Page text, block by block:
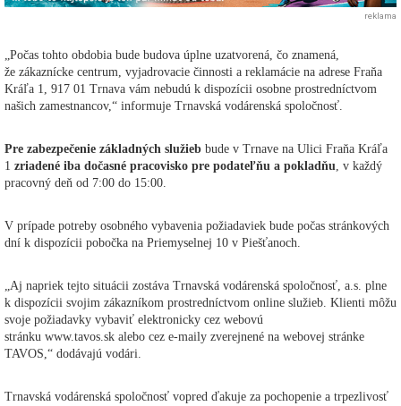
reklama
„Počas tohto obdobia bude budova úplne uzatvorená, čo znamená,
že zákaznícke centrum, vyjadrovacie činnosti a reklamácie na adrese Fraňa
Kráľa 1, 917 01 Trnava vám nebudú k dispozícii osobne prostredníctvom
našich zamestnancov,“ informuje Trnavská vodárenská spoločnosť.
Pre zabezpečenie základných služieb bude v Trnave na Ulici Fraňa Kráľa
1 zriadené iba dočasné pracovisko pre podateľňu a pokladňu, v každý
pracovný deň od 7:00 do 15:00.
V prípade potreby osobného vybavenia požiadaviek bude počas stránkových
dní k dispozícii pobočka na Priemyselnej 10 v Piešťanoch.
„Aj napriek tejto situácii zostáva Trnavská vodárenská spoločnosť, a.s. plne
k dispozícii svojim zákazníkom prostredníctvom online služieb. Klienti môžu
svoje požiadavky vybaviť elektronicky cez webovú
stránku www.tavos.sk alebo cez e-maily zverejnené na webovej stránke
TAVOS,“ dodávajú vodári.
Trnavská vodárenská spoločnosť vopred ďakuje za pochopenie a trpezlivosť